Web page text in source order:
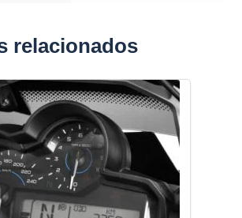
relacionados